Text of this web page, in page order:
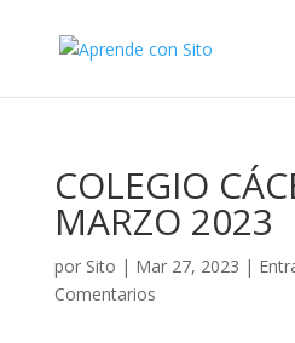
COLEGIO
MARZO 2023
por Sito | Mar 27, 2023 |
Comentarios